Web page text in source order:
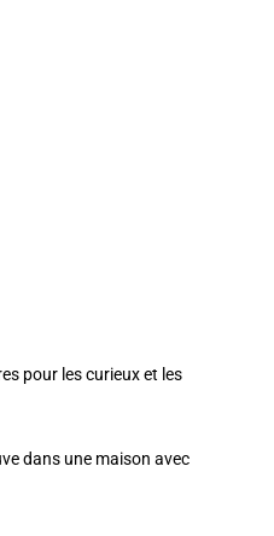
pour les curieux et les
dans une maison avec